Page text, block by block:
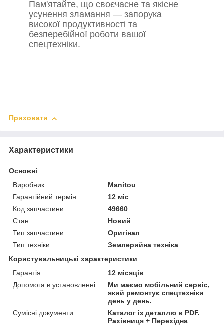
Пам'ятайте, що своєчасне та якісне
усунення зламання — запорука
високої продуктивності та
безперебійної роботи вашої
спецтехніки.
Приховати
Характеристики
Основні
Виробник
Manitou
Гарантійний термін
12 міс
Код запчастини
49660
Стан
Новий
Тип запчастини
Оригінал
Тип техніки
Землерийна техніка
Користувальницькі характеристики
Гарантія
12 місяців
Допомога в установленні
Ми маємо мобільний сервіс,
який ремонтує спецтехніки
день у день.
Сумісні документи
Каталог із деталлю в PDF.
Рахівниця + Перехідна